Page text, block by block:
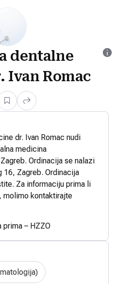
dentalne
Ivan Romac
dr. Ivan Romac nudi
medicina
Ordinacija se nalazi
16, Zagreb. Ordinacija
Za informaciju prima li
molimo kontaktirajte
prima – HZZO